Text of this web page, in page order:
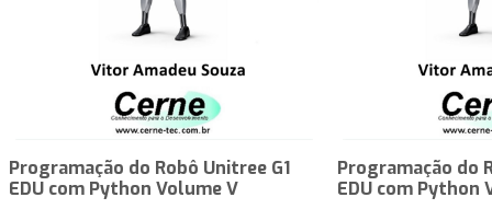
Programação do Robô Unitree G1
EDU com Python Volume V
Programação do
EDU com Python